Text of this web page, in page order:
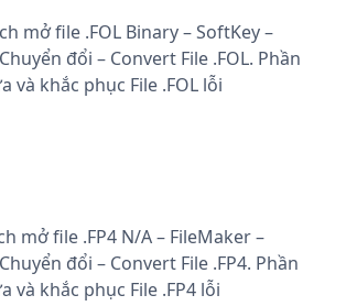
mở file .FOL Binary – SoftKey –
đổi – Convert File .FOL. Phần
và khắc phục File .FOL lỗi
mở file .FP4 N/A – FileMaker –
đổi – Convert File .FP4. Phần
và khắc phục File .FP4 lỗi